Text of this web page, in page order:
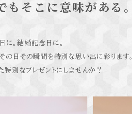
そこに意味がある。
に。結婚記念日に。
の日その瞬間を特別な思い出に彩ります。
特別なプレゼントにしませんか？